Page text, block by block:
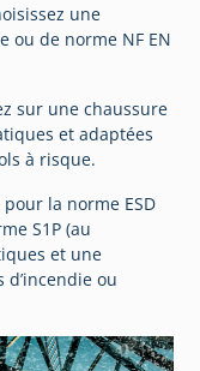
une
ou de norme NF EN
sur une chaussure
et adaptées
à risque.
la norme ESD
S1P (au
et une
ou